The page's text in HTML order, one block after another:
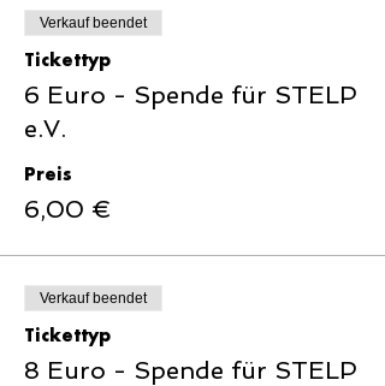
Verkauf beendet
Tickettyp
6 Euro - Spende für STELP
e.V.
Preis
6,00 €
Verkauf beendet
Tickettyp
8 Euro - Spende für STELP